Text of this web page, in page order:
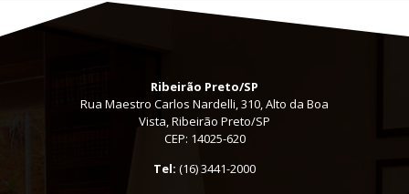
Ribeirão Preto/SP
Rua Maestro Carlos Nardelli, 310, Alto da Boa
Vista, Ribeirão Preto/SP
CEP: 14025-620
Tel: (16) 3441-2000